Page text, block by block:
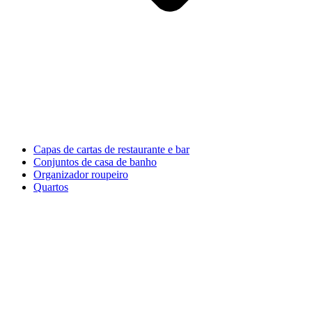
Capas de cartas de restaurante e bar
Conjuntos de casa de banho
Organizador roupeiro
Quartos